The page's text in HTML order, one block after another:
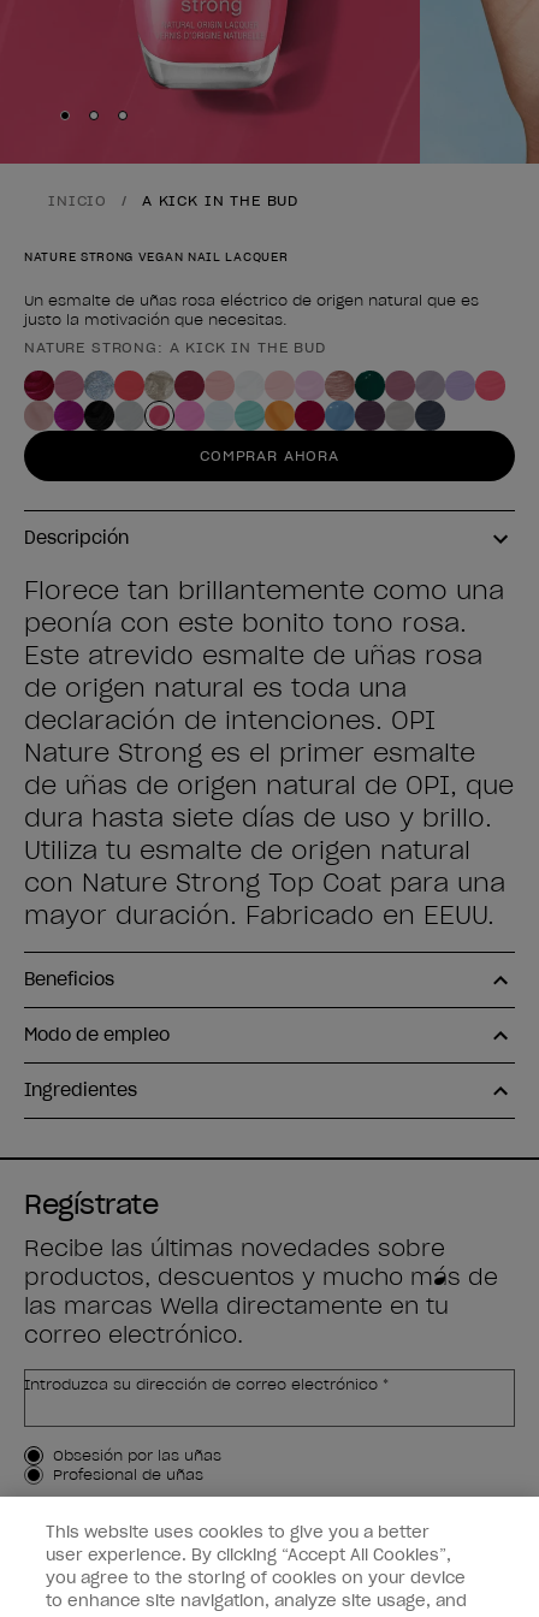
Skip to slide
Skip to slide
Skip to slide
INICIO A KICK IN THE BUD
NATURE STRONG VEGAN NAIL LACQUER
Un esmalte de uñas rosa eléctrico de origen natural que es
justo la motivación que necesitas.
Forma del producto
NATURE STRONG: A KICK IN THE BUD
COMPRAR AHORA
Descripción
Florece tan brillantemente como una
peonía con este bonito tono rosa.
Este atrevido esmalte de uñas rosa
de origen natural es toda una
declaración de intenciones. OPI
Nature Strong es el primer esmalte
de uñas de origen natural de OPI, que
dura hasta siete días de uso y brillo.
Utiliza tu esmalte de origen natural
con Nature Strong Top Coat para una
mayor duración. Fabricado en EEUU.
Beneficios
Modo de empleo
Ingredientes
Regístrate
Recibe las últimas novedades sobre
productos, descuentos y mucho más de
las marcas Wella directamente en tu
correo electrónico.
Introduzca su dirección de correo electrónico *
Tipo de cliente
Obsesión por las uñas
Profesional de uñas
APÚNTAME
Customer Information
This website uses cookies to give you a better
user experience. By clicking “Accept All Cookies”,
you agree to the storing of cookies on your device
to enhance site navigation, analyze site usage, and